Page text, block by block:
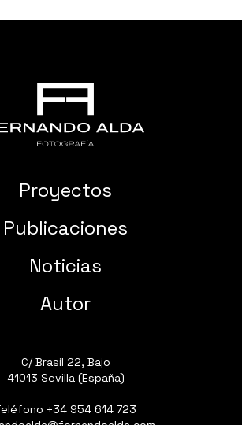
Proyectos
Publicaciones
Noticias
Autor
C/ Brasil 22, Bajo
41013 Sevilla (España)
+34 954 614 723